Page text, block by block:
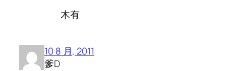
木有
10 8 月, 2011
爹D